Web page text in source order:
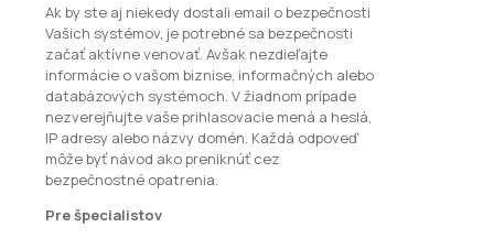
Ak by ste aj niekedy dostali email o bezpečnosti
Vašich systémov, je potrebné sa bezpečnosti
začať aktívne venovať. Avšak nezdieľajte
informácie o vašom biznise, informačných alebo
databázových systémoch. V žiadnom prípade
nezverejňujte vaše prihlasovacie mená a heslá,
IP adresy alebo názvy domén. Každá odpoveď
môže byť návod ako preniknúť cez
bezpečnostné opatrenia.
Pre špecialistov